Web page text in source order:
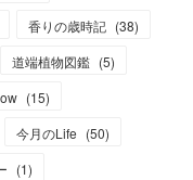
香りの歳時記 (38)
道端植物図鑑 (5)
(15)
今月のLife (50)
(1)